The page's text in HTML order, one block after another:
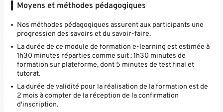
Moyens et méthodes pédagogiques
Nos méthodes pédagogiques assurent aux participants une
progression des savoirs et du savoir-faire.
La durée de ce module de formation e-learning est estimée à
1h30 minutes réparties comme suit : 1h30 minutes de
formation sur plateforme, dont 5 minutes de test final et
tutorat.
La durée de validité pour la réalisation de la formation est de
2 mois à compter de la réception de la confirmation
d'inscription.